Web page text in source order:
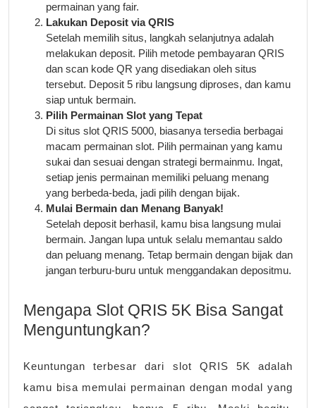
permainan yang fair.
Lakukan Deposit via QRIS
Setelah memilih situs, langkah selanjutnya adalah
melakukan deposit. Pilih metode pembayaran QRIS
dan scan kode QR yang disediakan oleh situs
tersebut. Deposit 5 ribu langsung diproses, dan kamu
siap untuk bermain.
Pilih Permainan Slot yang Tepat
Di situs slot QRIS 5000, biasanya tersedia berbagai
macam permainan slot. Pilih permainan yang kamu
sukai dan sesuai dengan strategi bermainmu. Ingat,
setiap jenis permainan memiliki peluang menang
yang berbeda-beda, jadi pilih dengan bijak.
Mulai Bermain dan Menang Banyak!
Setelah deposit berhasil, kamu bisa langsung mulai
bermain. Jangan lupa untuk selalu memantau saldo
dan peluang menang. Tetap bermain dengan bijak dan
jangan terburu-buru untuk menggandakan depositmu.
Mengapa Slot QRIS 5K Bisa Sangat
Menguntungkan?
Keuntungan terbesar dari slot QRIS 5K adalah
kamu bisa memulai permainan dengan modal yang